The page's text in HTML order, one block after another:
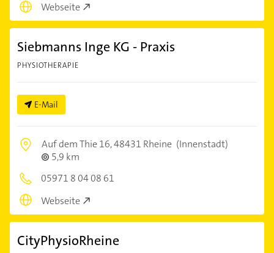
Webseite
Siebmanns Inge KG - Praxis
PHYSIOTHERAPIE
E-Mail
Auf dem Thie 16,48431 Rheine (Innenstadt)
5,9 km
05971 8 04 08 61
Webseite
CityPhysioRheine